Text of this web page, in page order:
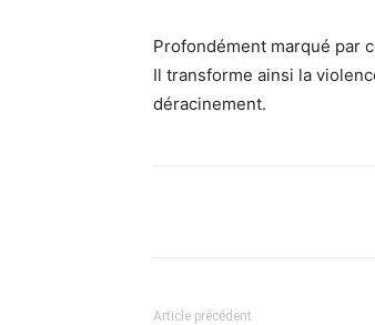
Profondément marqué par
Il transforme ainsi la
déracinement.
Article précédent